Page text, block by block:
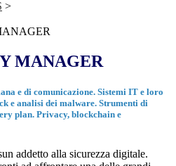
>
MANAGER
e di comunicazione. Sistemi IT e loro
e analisi dei malware. Strumenti di
plan. Privacy, blockchain e
addetto alla sicurezza digitale.